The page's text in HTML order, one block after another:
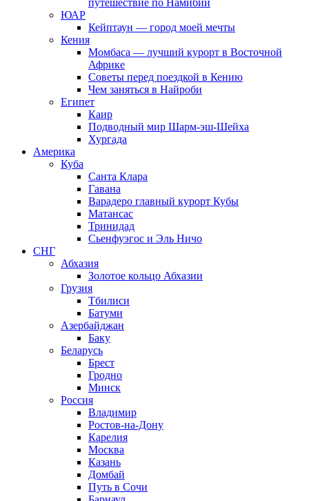
путешествие по Намибии
ЮАР
Кейптаун — город моей мечты
Кения
Момбаса — лучший курорт в Восточной
Африке
Советы перед поездкой в Кению
Чем заняться в Найроби
Египет
Каир
Подводный мир Шарм-эш-Шейха
Хургада
Америка
Куба
Санта Клара
Гавана
Варадеро главный курорт Кубы
Матансас
Тринидад
Сьенфуэгос и Эль Ничо
СНГ
Абхазия
Золотое кольцо Абхазии
Грузия
Тбилиси
Батуми
Азербайджан
Баку
Беларусь
Брест
Гродно
Минск
Россия
Владимир
Ростов-на-Дону
Карелия
Москва
Казань
Домбай
Путь в Сочи